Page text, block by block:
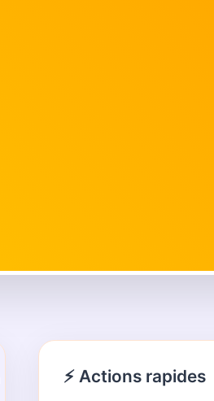
⚡ Actions rapides